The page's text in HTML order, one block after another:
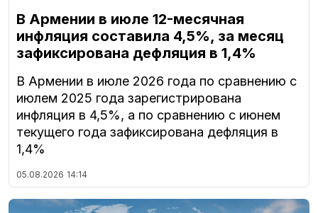
В Армении в июле 12-месячная
инфляция составила 4,5%, за месяц
зафиксирована дефляция в 1,4%
В Армении в июле 2026 года по сравнению с
июлем 2025 года зарегистрирована
инфляция в 4,5%, а по сравнению с июнем
текущего года зафиксирована дефляция в
1,4%
05.08.2026 14:14